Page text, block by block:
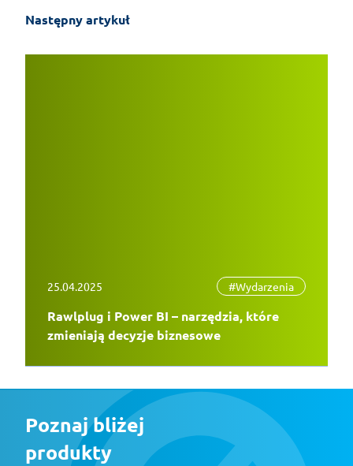
Następny artykuł
25.04.2025 #Wydarzenia
Rawlplug i Power BI – narzędzia, które
zmieniają decyzje biznesowe
Poznaj bliżej
produkty